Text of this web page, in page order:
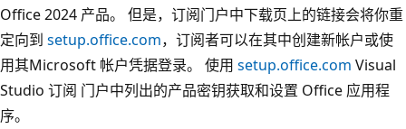
Office 2024 产品。 但是，订阅门户中下载页上的链接会将你重
定向到 setup.office.com，订阅者可以在其中创建新帐户或使
用其Microsoft 帐户凭据登录。 使用 setup.office.com Visual
Studio 订阅 门户中列出的产品密钥获取和设置 Office 应用程
序。